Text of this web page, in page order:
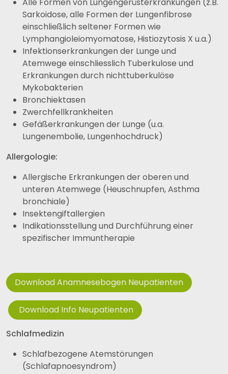
Sarkoidose, alle Formen der Lungenfibrose
einschließlich seltener Formen wie
Lymphangioleiomyomatose, Histiozytosis X u.a.)
Infektionserkrankungen der Lunge und
Atemwege einschliesslich Tuberkulose und
Erkrankungen durch nichttuberkulöse
Mykobakterien
Bronchiektasen
Zwerchfellkrankheiten
Gefäßerkrankungen der Lunge (u.a.
Lungenembolie, Lungenhochdruck)
Allergologie:
Allergische Erkrankungen der oberen und
unteren Atemwege (Heuschnupfen, Asthma
bronchiale)
Insektengiftallergien
Indikationsstellung und Durchführung einer
spezifischer Immuntherapie
Download Anamnesebogen Neupatienten
Download Info Neupatienten
Schlafmedizin
Schlafbezogene Atemstörungen
(Schlafapnoesyndrom)